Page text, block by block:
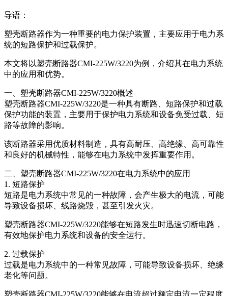
导语：
塑壳断路器作为一种重要的电力保护装置，主要应用于电力系
统的短路保护和过载保护。
本文将以塑壳断路器CMI-225W/3220为例，介绍其在电力系统
中的应用和优势。
一、塑壳断路器CMI-225W/3220概述
塑壳断路器CMI-225W/3220是一种具有断路、短路保护和过载
保护功能的装置，主要用于保护电力系统和设备免受过载、短
路等故障的影响。
该断路器采用优质材料制造，具有高耐压、高绝缘、高可靠性
和良好的机械特性，能够在电力系统中发挥重要作用。
二、塑壳断路器CMI-225W/3220在电力系统中的应用
1. 短路保护
短路是电力系统中常见的一种故障，会产生极大的电流，可能
导致设备损坏、线路烧毁，甚至引发火灾。
塑壳断路器CMI-225W/3220能够在短路发生时迅速切断电路，
有效地保护电力系统和设备的安全运行。
2. 过载保护
过载是电力系统中的一种常见故障，可能导致设备损坏、绝缘
老化等问题。
塑壳断路器CMI-225W/3220能够在电流超过额定电流一定程度